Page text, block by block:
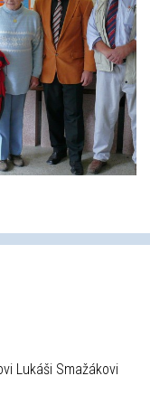
Lukáši Smažákovi